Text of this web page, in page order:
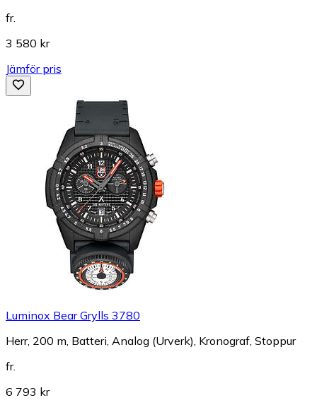
fr.
3 580 kr
Jämför pris
Luminox Bear Grylls 3780
Herr, 200 m, Batteri, Analog (Urverk), Kronograf, Stoppur
fr.
6 793 kr